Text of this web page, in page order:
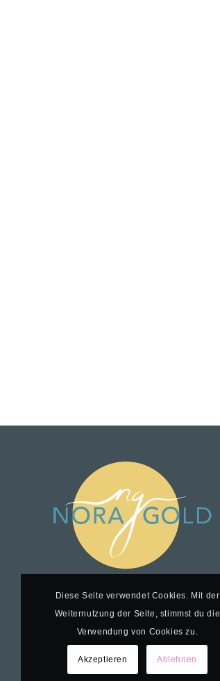
Diese Seite verwendet Cookies. Mit der
Weiternutzung der Seite, stimmst du die
Verwendung von Cookies zu.
Akzeptieren Ablehnen